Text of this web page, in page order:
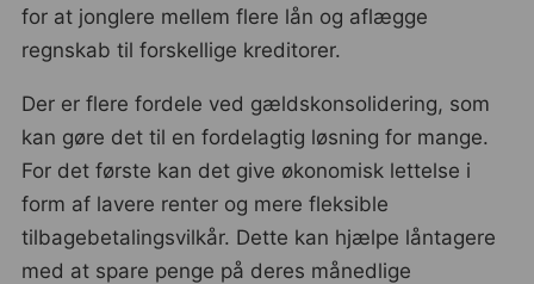
for at jonglere mellem flere lån og aflægge
regnskab til forskellige kreditorer.
Der er flere fordele ved gældskonsolidering, som
kan gøre det til en fordelagtig løsning for mange.
For det første kan det give økonomisk lettelse i
form af lavere renter og mere fleksible
tilbagebetalingsvilkår. Dette kan hjælpe låntagere
med at spare penge på deres månedlige